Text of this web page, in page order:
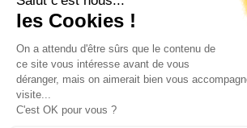
À propos
Presse & Médias
Nous rejoindre
Racontez-nous